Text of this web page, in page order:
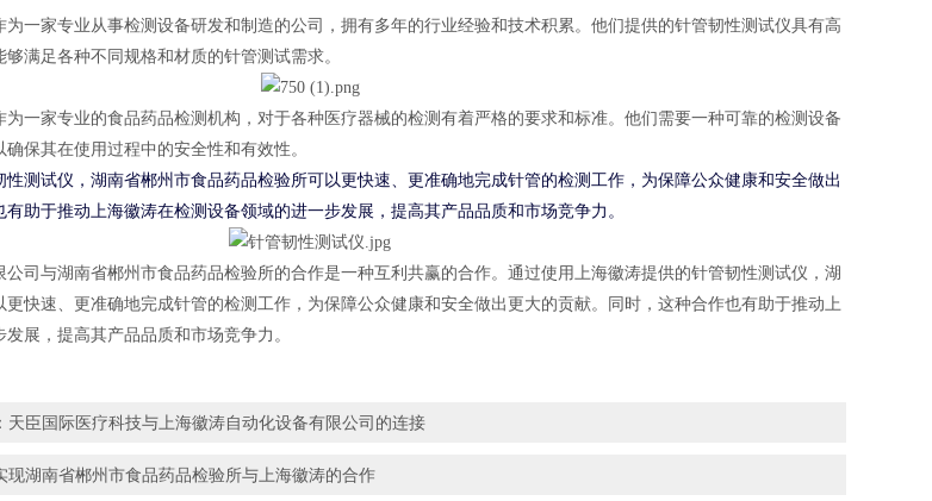
一家专业从事检测设备研发和制造的公司，拥有多年的行业经验和技术积累。他们提供的针管韧性测试仪具有高
满足各种不同规格和材质的针管测试需求。
一家专业的食品药品检测机构，对于各种医疗器械的检测有着严格的要求和标准。他们需要一种可靠的检测设备
保其在使用过程中的安全性和有效性。
测试仪，湖南省郴州市食品药品检验所可以更快速、更准确地完成针管的检测工作，为保障公众健康和安全做出
助于推动上海徽涛在检测设备领域的进一步发展，提高其产品品质和市场竞争力。
公司与湖南省郴州市食品药品检验所的合作是一种互利共赢的合作。通过使用上海徽涛提供的针管韧性测试仪，湖
快速、更准确地完成针管的检测工作，为保障公众健康和安全做出更大的贡献。同时，这种合作也有助于推动上
展，提高其产品品质和市场竞争力。
天臣国际医疗科技与上海徽涛自动化设备有限公司的连接
现湖南省郴州市食品药品检验所与上海徽涛的合作